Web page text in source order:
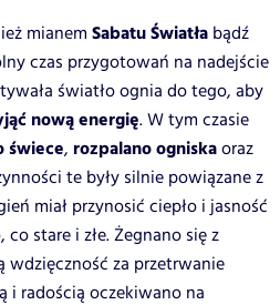
mianem Sabatu Światła bądź
czas przygotowań na nadejście
światło ognia do tego, aby
nową energię. W tym czasie
świece, rozpalano ogniskaoraz
te były silnie powiązane z
miał przynosić ciepło i jasność
stare i złe. Żegnano się z
wdzięczność za przetrwanie
i radością oczekiwano na